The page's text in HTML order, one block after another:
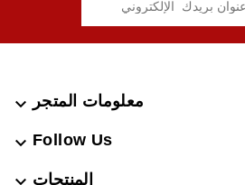
معلومات المتجر 
Follow Us

المنتجات